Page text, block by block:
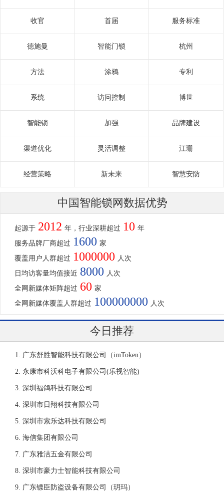
收官 首届 服务标准
德施曼 智能门锁 杭州
方法 涂鸦 专利
系统 访问控制 博世
智能锁 加强 品牌建设
渠道优化 灵活调整 江珊
经营策略 新未来 智慧安防
中国智能锁网数据优势
起源于 2012 年，行业深耕超过 10 年
服务品牌厂商超过 1600 家
覆盖用户人群超过 1000000 人次
日均访客量均值接近 8000 人次
全网新媒体矩阵超过 60 家
全网新媒体覆盖人群超过 100000000 人次
今日推荐
广东舒胜智能科技有限公司（imToken）
永康市科沃科电子有限公司(乐视智能)
深圳福鸽科技有限公司
深圳市日翔科技有限公司
深圳市索乐达科技有限公司
海信集团有限公司
广东雅洁五金有限公司
深圳市豪力士智能科技有限公司
广东镖臣防盗设备有限公司（玥玛）